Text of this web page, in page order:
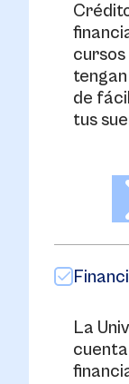
tengan
de
tus
La